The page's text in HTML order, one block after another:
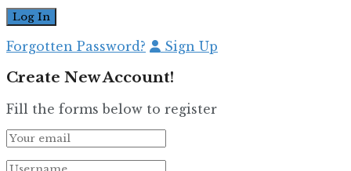
Forgotten Password? Sign Up
Create New Account!
Fill the forms below to register